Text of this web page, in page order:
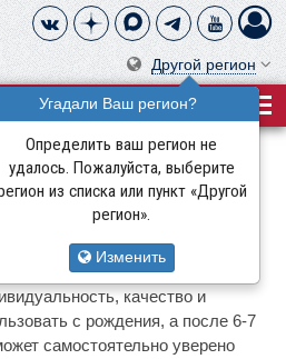
Другой регион
Угадали Ваш регион?
Определить ваш регион не
удалось. Пожалуйста, выберите
из списка или пункт «Другой
регион».
Изменить
Zen – невероятно стильная,
по душе мобильным
качество и
с рождения, а после 6-7
самостоятельно уверено